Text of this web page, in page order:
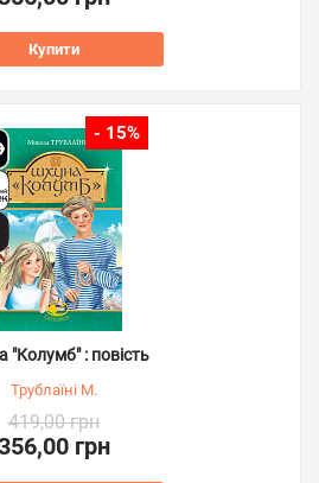
Купити
- 15%
"Колумб" : повість
Трублаїні М.
419,00 грн
грн